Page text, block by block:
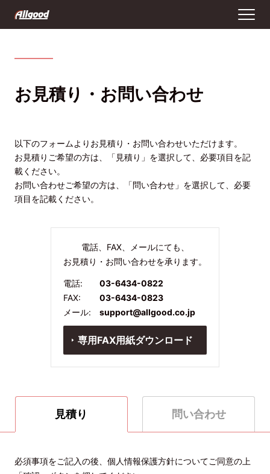
お見積り・お問い合わせ
以下のフォームよりお見積り・お問い合わせいただけます。
お見積りご希望の方は、「見積り」を選択して、必要項目を記
載ください。
お問い合わせご希望の方は、「問い合わせ」を選択して、必要
項目を記載ください。
電話、FAX、メールにても、
お見積り・お問い合わせを承ります。
電話:
03-6434-0822
FAX:
03-6434-0823
メール:
support@allgood.co.jp
専用FAX用紙ダウンロード
見積り 問い合わせ
必須事項をご記入の後、個人情報保護方針についてご同意の上